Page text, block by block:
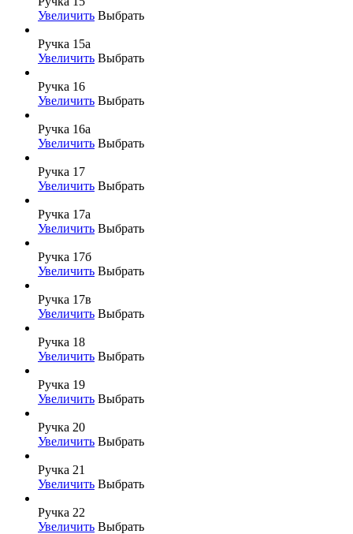
Увеличить Выбрать
Ручка 15а
Увеличить Выбрать
Ручка 16
Увеличить Выбрать
Ручка 16а
Увеличить Выбрать
Ручка 17
Увеличить Выбрать
Ручка 17а
Увеличить Выбрать
Ручка 17б
Увеличить Выбрать
Ручка 17в
Увеличить Выбрать
Ручка 18
Увеличить Выбрать
Ручка 19
Увеличить Выбрать
Ручка 20
Увеличить Выбрать
Ручка 21
Увеличить Выбрать
Ручка 22
Увеличить Выбрать